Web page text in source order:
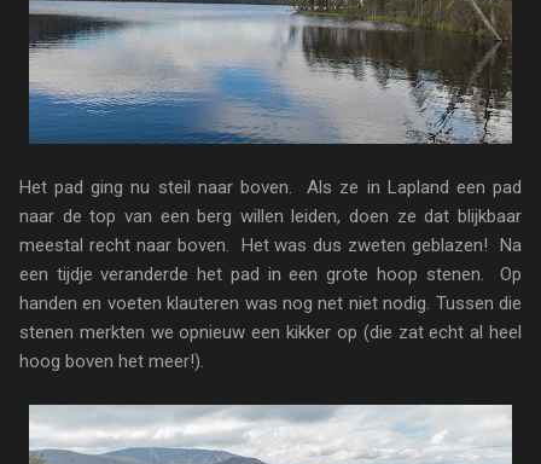
Het pad ging nu steil naar boven. Als ze in Lapland een pad
naar de top van een berg willen leiden, doen ze dat blijkbaar
meestal recht naar boven. Het was dus zweten geblazen! Na
een tijdje veranderde het pad in een grote hoop stenen. Op
handen en voeten klauteren was nog net niet nodig. Tussen die
stenen merkten we opnieuw een kikker op (die zat echt al heel
hoog boven het meer!).